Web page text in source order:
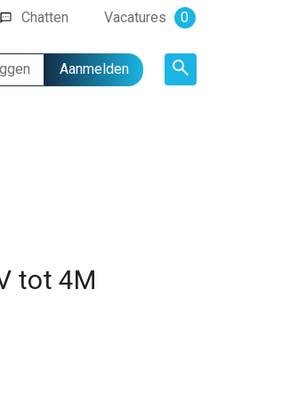
Chatten Vacatures 0
Aanmelden
tot 4M